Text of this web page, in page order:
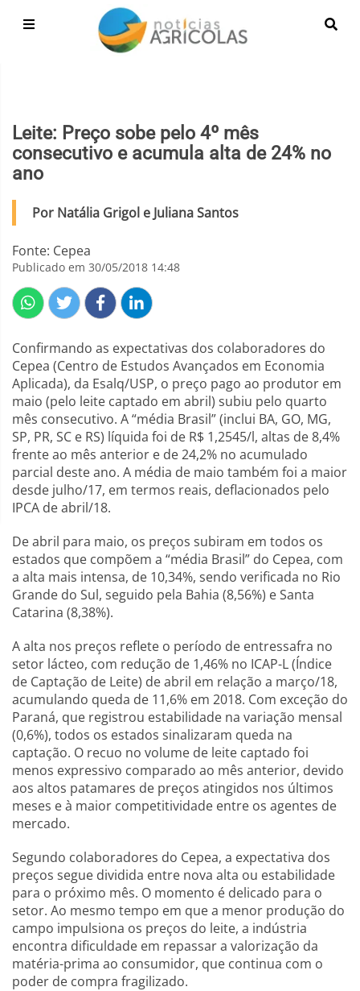
Leite: Preço sobe pelo 4º mês
consecutivo e acumula alta de 24% no
ano
Por Natália Grigol e Juliana Santos
Fonte: Cepea
Publicado em 30/05/2018 14:48
Confirmando as expectativas dos colaboradores do
Cepea (Centro de Estudos Avançados em Economia
Aplicada), da Esalq/USP, o preço pago ao produtor em
maio (pelo leite captado em abril) subiu pelo quarto
mês consecutivo. A “média Brasil” (inclui BA, GO, MG,
SP, PR, SC e RS) líquida foi de R$ 1,2545/l, altas de 8,4%
frente ao mês anterior e de 24,2% no acumulado
parcial deste ano. A média de maio também foi a maior
desde julho/17, em termos reais, deflacionados pelo
IPCA de abril/18.
De abril para maio, os preços subiram em todos os
estados que compõem a “média Brasil” do Cepea, com
a alta mais intensa, de 10,34%, sendo verificada no Rio
Grande do Sul, seguido pela Bahia (8,56%) e Santa
Catarina (8,38%).
A alta nos preços reflete o período de entressafra no
setor lácteo, com redução de 1,46% no ICAP-L (Índice
de Captação de Leite) de abril em relação a março/18,
acumulando queda de 11,6% em 2018. Com exceção do
Paraná, que registrou estabilidade na variação mensal
(0,6%), todos os estados sinalizaram queda na
captação. O recuo no volume de leite captado foi
menos expressivo comparado ao mês anterior, devido
aos altos patamares de preços atingidos nos últimos
meses e à maior competitividade entre os agentes de
mercado.
Segundo colaboradores do Cepea, a expectativa dos
preços segue dividida entre nova alta ou estabilidade
para o próximo mês. O momento é delicado para o
setor. Ao mesmo tempo em que a menor produção do
campo impulsiona os preços do leite, a indústria
encontra dificuldade em repassar a valorização da
matéria-prima ao consumidor, que continua com o
poder de compra fragilizado.